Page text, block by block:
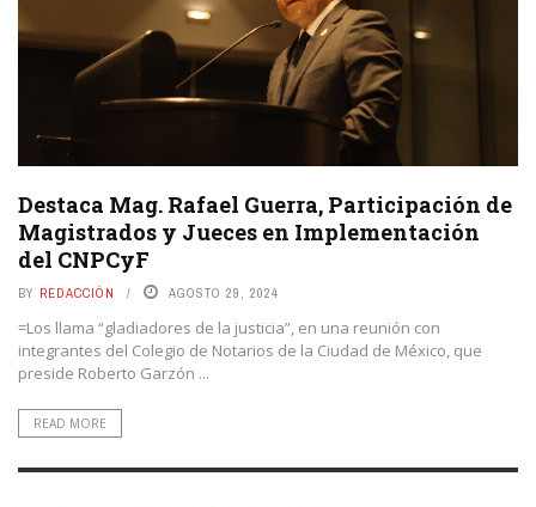
Destaca Mag. Rafael Guerra, Participación de
Magistrados y Jueces en Implementación
del CNPCyF
BY REDACCIÓN AGOSTO 29, 2024
=Los llama “gladiadores de la justicia”, en una reunión con
integrantes del Colegio de Notarios de la Ciudad de México, que
preside Roberto Garzón ...
READ MORE